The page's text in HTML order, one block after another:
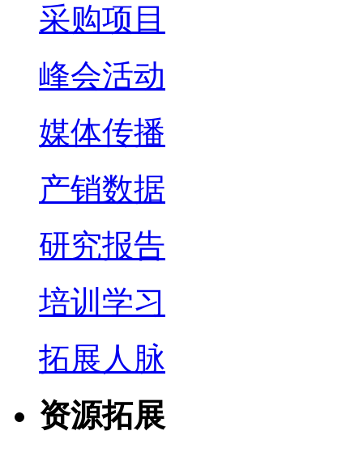
采购项目
峰会活动
媒体传播
产销数据
研究报告
培训学习
拓展人脉
资源拓展